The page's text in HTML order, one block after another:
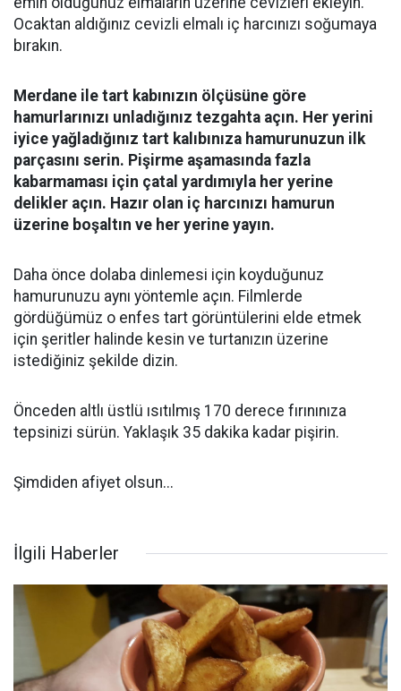
Ocaktan aldığınız cevizli elmalı iç harcınızı soğumaya
bırakın.
Merdane ile tart kabınızın ölçüsüne göre
hamurlarınızı unladığınız tezgahta açın. Her yerini
iyice yağladığınız tart kalıbınıza hamurunuzun ilk
parçasını serin. Pişirme aşamasında fazla
kabarmaması için çatal yardımıyla her yerine
delikler açın. Hazır olan iç harcınızı hamurun
üzerine boşaltın ve her yerine yayın.
Daha önce dolaba dinlemesi için koyduğunuz
hamurunuzu aynı yöntemle açın. Filmlerde
gördüğümüz o enfes tart görüntülerini elde etmek
için şeritler halinde kesin ve turtanızın üzerine
istediğiniz şekilde dizin.
Önceden altlı üstlü ısıtılmış 170 derece fırınınıza
tepsinizi sürün. Yaklaşık 35 dakika kadar pişirin.
Şimdiden afiyet olsun...
İlgili Haberler